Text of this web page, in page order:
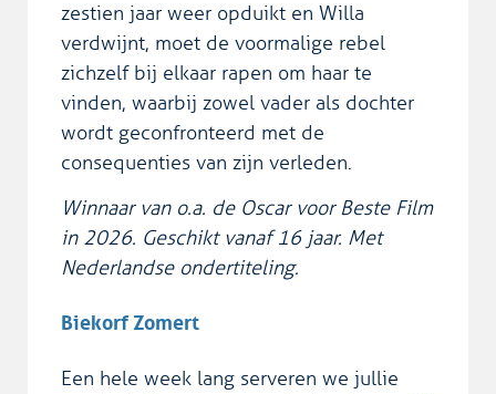
zestien jaar weer opduikt en Willa
verdwijnt, moet de voormalige rebel
zichzelf bij elkaar rapen om haar te
vinden, waarbij zowel vader als dochter
wordt geconfronteerd met de
consequenties van zijn verleden.
Winnaar van o.a. de Oscar voor Beste Film
in 2026. Geschikt vanaf 16 jaar. Met
Nederlandse ondertiteling.
Biekorf Zomert
Een hele week lang serveren we jullie